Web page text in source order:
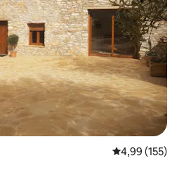
Gemiddelde
4,99 (155)